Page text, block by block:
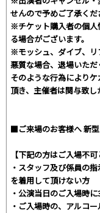
せんので予めご了承くだ
※チケット購入者の個人
る場合がございます。
※モッシュ、ダイブ、リ
悪質な場合、退場いただ
そのような行為により
頂き、主催者は関与致し
■ご来場のお客様へ 新
【下記の方はご入場不可
・スタッフ及び係員の
を着用して頂けない方
・公演当日のご入場時
・ご入場時の、アルコ